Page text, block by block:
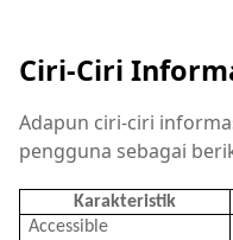
Ciri-Ciri
Adapun ciri-ciri
pengguna sebagai
Karakteristik
Accessible